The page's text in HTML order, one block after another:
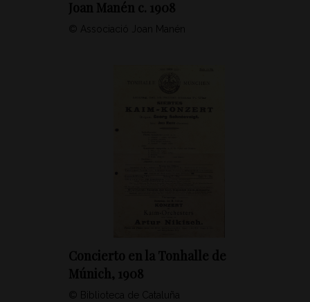
Joan Manén c. 1908
© Associació Joan Manén
Concierto en la Tonhalle de
Múnich, 1908
© Biblioteca de Cataluña